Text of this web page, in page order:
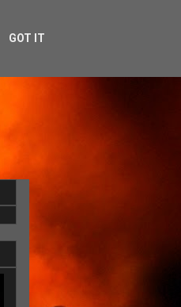
GOT IT